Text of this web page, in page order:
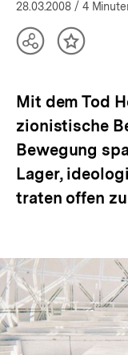
28.03.2008 / 4
TeilenInhalt
Mit dem Tod
zionistische
Bewegung
Lager,
traten offen zu